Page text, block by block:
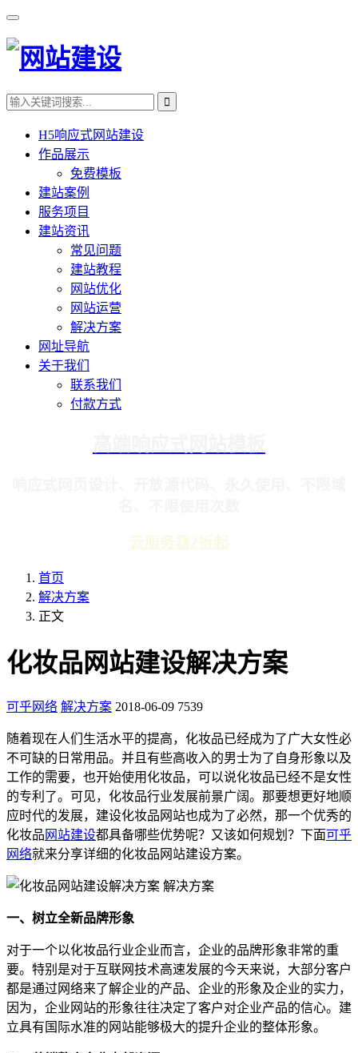
H5响应式网站建设
作品展示
免费模板
建站案例
服务项目
建站资讯
常见问题
建站教程
网站优化
网站运营
解决方案
网址导航
关于我们
联系我们
付款方式
云服务器2折起
首页
解决方案
正文
化妆品网站建设解决方案
可乎网络 解决方案 2018-06-09 7539
随着现在人们生活水平的提高，化妆品已经成为了广大女性必
不可缺的日常用品。并且有些高收入的男士为了自身形象以及
工作的需要，也开始使用化妆品，可以说化妆品已经不是女性
的专利了。可见，化妆品行业发展前景广阔。那要想更好地顺
应时代的发展，建设化妆品网站也成为了必然，那一个优秀的
化妆品 网站建设都具备哪些优势呢？又该如何规划？下面可乎
网络就来分享详细的化妆品网站建设方案。
一、树立全新品牌形象
对于一个以化妆品行业企业而言，企业的品牌形象非常的重
要。特别是对于互联网技术高速发展的今天来说，大部分客户
都是通过网络来了解企业的产品、企业的形象及企业的实力，
因为，企业网站的形象往往决定了客户对企业产品的信心。建
立具有国际水准的网站能够极大的提升企业的整体形象。